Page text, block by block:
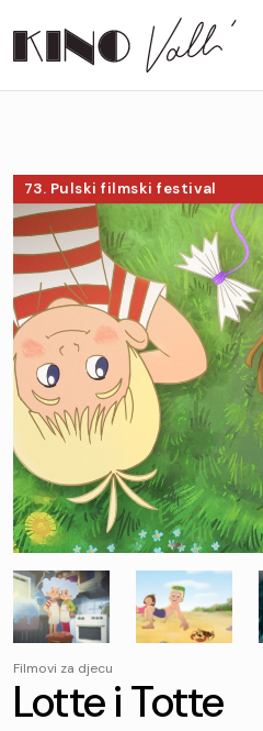
73. Pulski filmski festival
Filmovi za djecu
Lotte i Totte